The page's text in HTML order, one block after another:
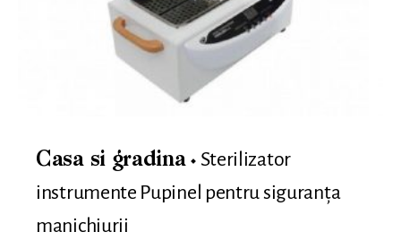
Casa si gradina
Sterilizator
instrumente Pupinel pentru siguranța
manichiurii